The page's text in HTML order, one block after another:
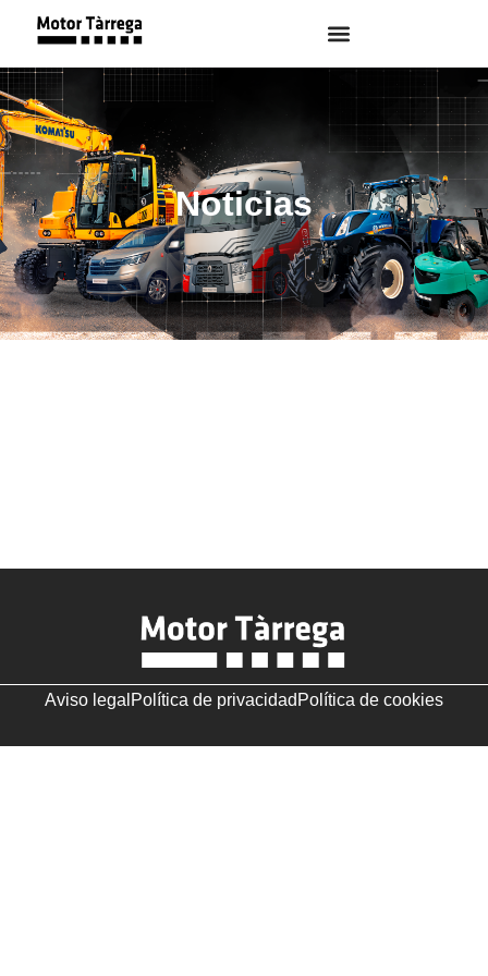
Noticias
Aviso legal Política de privacidad Política de cookies